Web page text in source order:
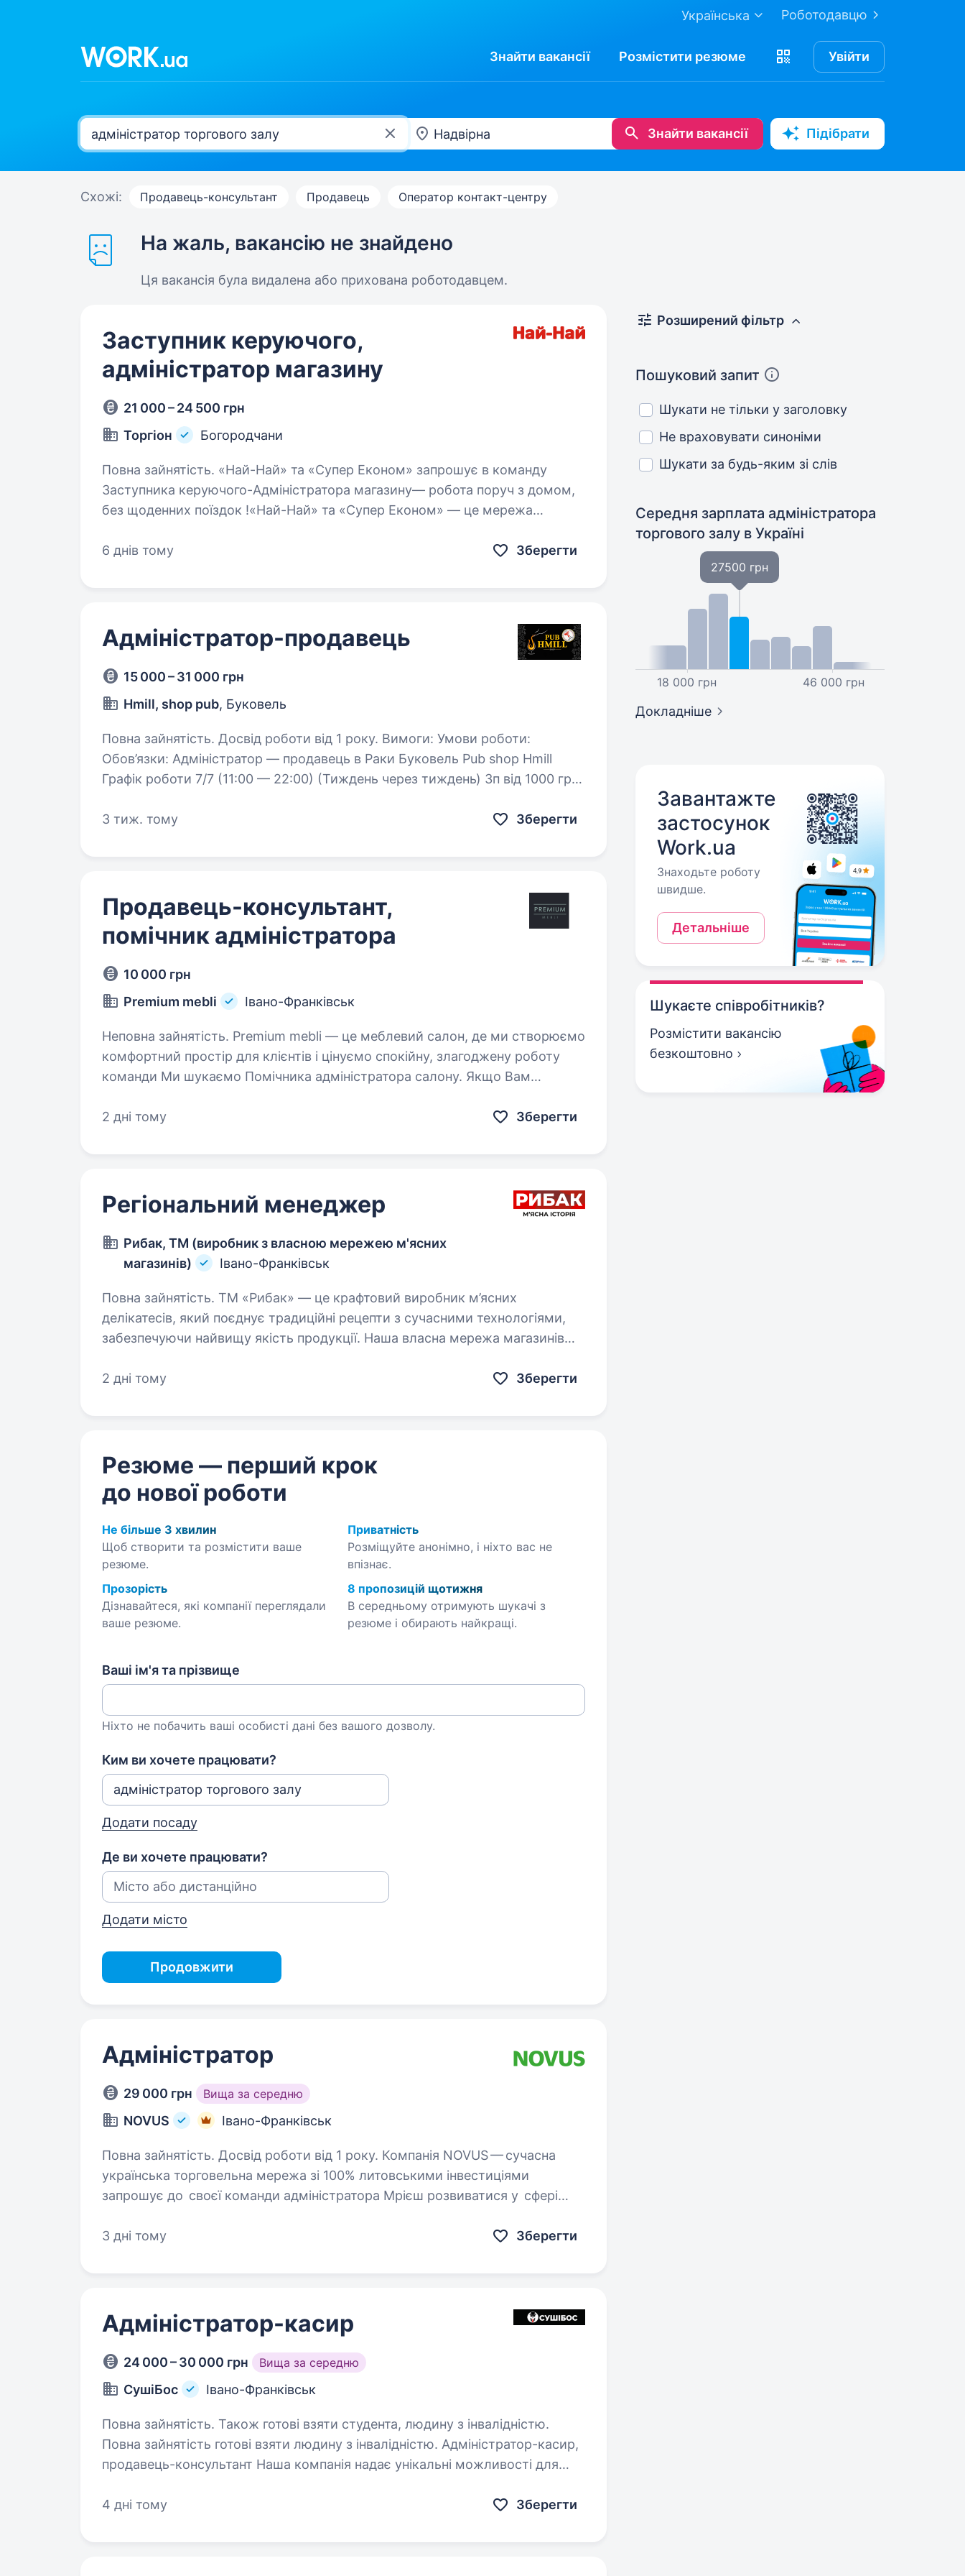
Роботодавцю
Українська
Знайти вакансії Розмістити резюме Увійти
Знайти вакансії Підібрати
Схожі: Продавець-консультант Продавець Оператор контакт-центру
На жаль, вакансію не знайдено
Ця вакансія була видалена або прихована роботодавцем.
Заступник керуючого,
адміністратор магазину
21 000 – 24 500 грн
Торгіон
Богородчани
Повна зайнятість. «Най-Най» та «Супер Економ» запрошує в команду
Заступника керуючого-Адміністратора магазину— робота поруч з домом,
без щоденних поїздок !«Най-Най» та «Супер Економ» — це мережа
6 днів тому
Зберегти
Адміністратор-продавець
15 000 – 31 000 грн
Hmill, shop pub, Буковель
Повна зайнятість. Досвід роботи від 1 року. Вимоги: Умови роботи:
Обов’язки: Адміністратор — продавець в Раки Буковель Pub shop Hmill
Графік роботи 7/7 (11:00 — 22:00) (Тиждень через тиждень) Зп від 1000 грн
3 тиж. тому
Зберегти
Продавець-консультант,
помічник адміністратора
10 000 грн
Premium mebli
Івано-Франківськ
Неповна зайнятість. Premium mebli — це меблевий салон, де ми створюємо
комфортний простір для клієнтів і цінуємо спокійну, злагоджену роботу
команди Ми шукаємо Помічника адміністратора салону. Якщо Вам
2 дні тому
Зберегти
Регіональний менеджер
Рибак, ТМ (виробник з власною мережею м'ясних
магазинів)
Івано-Франківськ
Повна зайнятість. ТМ «Рибак» — це крафтовий виробник м’ясних
делікатесів, який поєднує традиційні рецепти з сучасними технологіями,
забезпечуючи найвищу якість продукції. Наша власна мережа магазинів
2 дні тому
Зберегти
Резюме — перший крок
до нової роботи
Не більше 3 хвилин
Щоб створити та розмістити ваше
резюме.
Приватність
Розміщуйте анонімно, і ніхто вас не
впізнає.
Прозорість
Дізнавайтеся, які компанії переглядали
ваше резюме.
8 пропозицій щотижня
В середньому отримують шукачі з
резюме і обирають найкращі.
Ваші ім'я та прізвище
Ніхто не побачить ваші особисті дані без вашого дозволу.
Ким ви хочете працювати?
Додати посаду
Де ви хочете працювати?
Додати місто
Продовжити
Адміністратор
29 000 грн Вища за середню
NOVUS Івано-Франківськ
Повна зайнятість. Досвід роботи від 1 року. Компанія NOVUS — сучасна
українська торговельна мережа зі 100% литовськими інвестиціями
запрошує до своєї команди адміністратора Мрієш розвиватися у сфері
3 дні тому
Зберегти
Адміністратор-касир
24 000 – 30 000 грн Вища за середню
СушіБос Івано-Франківськ
Повна зайнятість. Також готові взяти студента, людину з інвалідністю.
Повна зайнятість готові взяти людину з інвалідністю. Адміністратор-касир,
продавець-консультант Наша компанія надає унікальні можливості для
колективі,…
4 дні тому Зберегти
Розширений фільтр
Пошуковий запит
Шукати не тільки у заголовку
Не враховувати синоніми
Шукати за будь-яким зі слів
Середня зарплата адміністратора
торгового залу в Україні
18 000 грн
27500 грн
46 000 грн
Докладніше
Завантажте
застосунок
Work.ua
Знаходьте роботу
швидше.
Детальніше
Шукаєте співробітників?
Розмістити вакансію
безкоштовно